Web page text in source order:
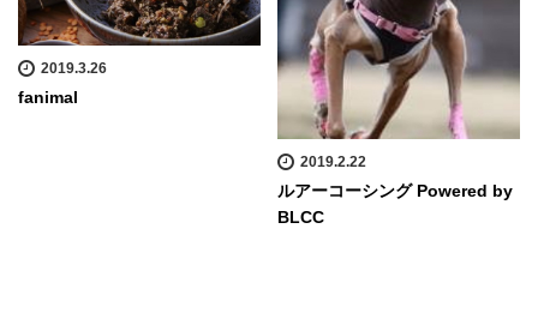
2019.3.26
fanimal
2019.2.22
ルアーコーシング Powered by
BLCC